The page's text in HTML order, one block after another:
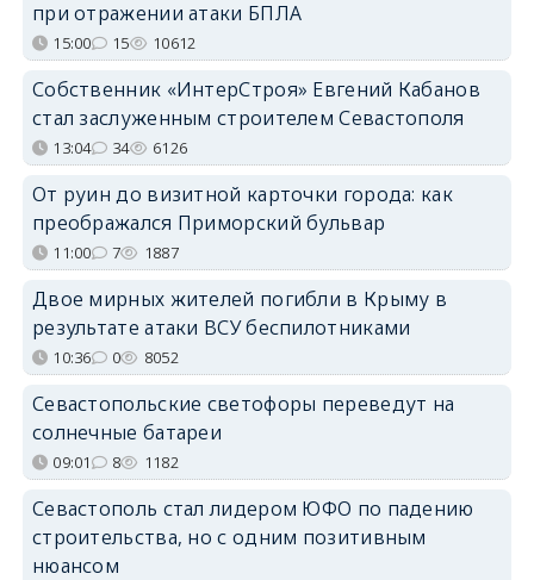
при отражении атаки БПЛА
15:00 15 10612
Собственник «ИнтерСтроя» Евгений Кабанов
стал заслуженным строителем Севастополя
13:04 34 6126
От руин до визитной карточки города: как
преображался Приморский бульвар
11:00 7 1887
Двое мирных жителей погибли в Крыму в
результате атаки ВСУ беспилотниками
10:36 0 8052
Севастопольские светофоры переведут на
солнечные батареи
09:01 8 1182
Севастополь стал лидером ЮФО по падению
строительства, но с одним позитивным
нюансом